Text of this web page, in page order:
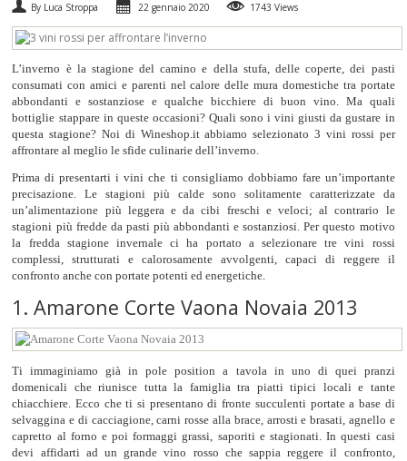
SPUMANTI
DESSERT
NON SOLO VINO
REGALI
CLUBWINESHOP.IT
TROVAIL TUO VINO
By Luca Stroppa 22 gennaio 2020 1743 Views
L’inverno è la stagione del camino e della stufa, delle coperte, dei pasti
consumati con amici e parenti nel calore delle mura domestiche tra portate
abbondanti e sostanziose e qualche bicchiere di buon vino. Ma quali
bottiglie stappare in queste occasioni? Quali sono i vini giusti da gustare in
questa stagione? Noi di Wineshop.it abbiamo selezionato 3 vini rossi per
affrontare al meglio le sfide culinarie dell’inverno.
Prima di presentarti i vini che ti consigliamo dobbiamo fare un’importante
precisazione. Le stagioni più calde sono solitamente caratterizzate da
un’alimentazione più leggera e da cibi freschi e veloci; al contrario le
stagioni più fredde da pasti più abbondanti e sostanziosi. Per questo motivo
la fredda stagione invernale ci ha portato a selezionare tre vini rossi
complessi, strutturati e calorosamente avvolgenti, capaci di reggere il
confronto anche con portate potenti ed energetiche.
1. Amarone Corte Vaona Novaia 2013
Ti immaginiamo già in pole position a tavola in uno di quei pranzi
domenicali che riunisce tutta la famiglia tra piatti tipici locali e tante
chiacchiere. Ecco che ti si presentano di fronte succulenti portate a base di
selvaggina e di cacciagione, carni rosse alla brace, arrosti e brasati, agnello e
capretto al forno e poi formaggi grassi, saporiti e stagionati. In questi casi
devi affidarti ad un grande vino rosso che sappia reggere il confronto,